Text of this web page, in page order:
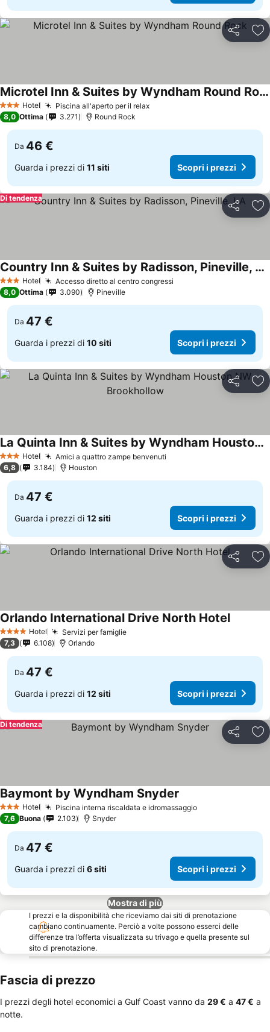
Condividi
3 StelleHotel Piscina all'aperto per il relax
Microtel Inn & Suites by Wyndham Round Rock
8,0 Ottima 3.271 Round Rock
Da 46 €
Guarda i prezzi di 11 siti Scopri i prezzi
Condividi
Di tendenza
3 StelleHotel Accesso diretto al centro congressi
Country Inn & Suites by Radisson, Pineville, LA
8,0 Ottima 3.090 Pineville
Da 47 €
Guarda i prezzi di 10 siti Scopri i prezzi
Condividi
3 StelleHotel Amici a quattro zampe benvenuti
La Quinta Inn & Suites by Wyndham Houston NW Brookhollow
6,8 3.184 Houston
Da 47 €
Guarda i prezzi di 12 siti Scopri i prezzi
Condividi
4 Stelle Hotel Servizi per famiglie
Orlando International Drive North Hotel
7,3 6.108 Orlando
Da 47 €
Guarda i prezzi di 12 siti Scopri i prezzi
Condividi
Di tendenza
3 StelleHotel Piscina interna riscaldata e idromassaggio
Baymont by Wyndham Snyder
7,6 Buona 2.103 Snyder
Da 47 €
Guarda i prezzi di 6 siti Scopri i prezzi
Mostra di più
I prezzi e la disponibilità che riceviamo dai siti di prenotazione
cambiano continuamente. Perciò a volte possono esserci delle
differenze tra l’offerta visualizzata su trivago e quella presente sul
sito di prenotazione.
Fascia di prezzo
I prezzi degli hotel economici a Gulf Coast vanno da ‎29 € a ‎47 € a
notte.